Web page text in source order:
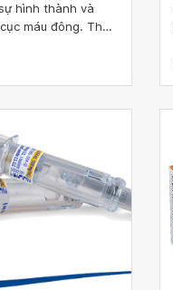
hình thành và
máu đông. Theo
máu đóng một
người uống
cần kiêng những